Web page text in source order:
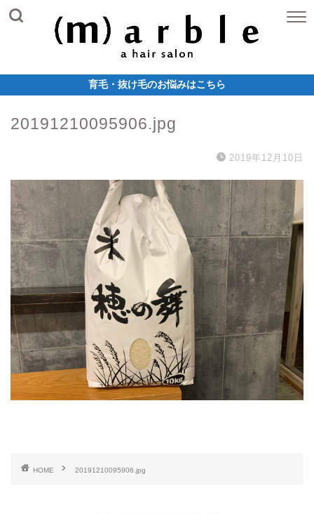
育毛・抜け毛のお悩みはこちら
20191210095906.jpg
2019年12月10日
HOME 20191210095906.jpg